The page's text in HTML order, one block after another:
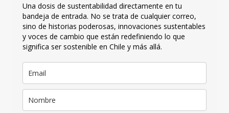
Una dosis de sustentabilidad directamente en tu
bandeja de entrada. No se trata de cualquier correo,
sino de historias poderosas, innovaciones sustentables
y voces de cambio que están redefiniendo lo que
significa ser sostenible en Chile y más allá.